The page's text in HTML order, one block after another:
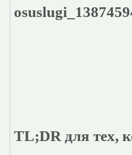
TL;DR для тех,